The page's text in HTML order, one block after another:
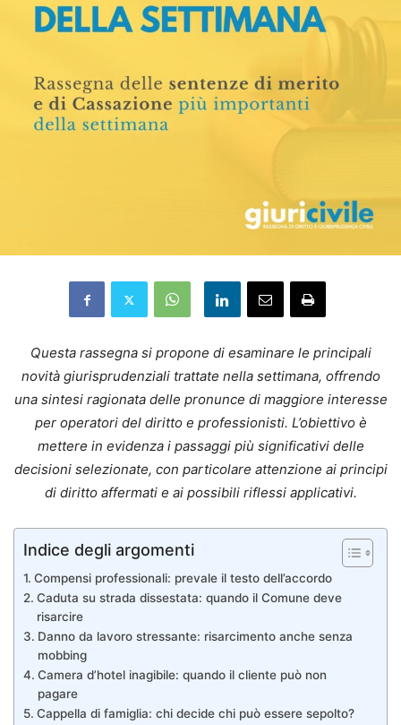
Questa rassegna si propone di esaminare le principali
novità giurisprudenziali trattate nella settimana, offrendo
una sintesi ragionata delle pronunce di maggiore interesse
per operatori del diritto e professionisti. L’obiettivo è
mettere in evidenza i passaggi più significativi delle
decisioni selezionate, con particolare attenzione ai principi
di diritto affermati e ai possibili riflessi applicativi.
Indice degli argomenti
Compensi professionali: prevale il testo dell’accordo
Caduta su strada dissestata: quando il Comune deve
risarcire
Danno da lavoro stressante: risarcimento anche senza
mobbing
Camera d’hotel inagibile: quando il cliente può non
pagare
Cappella di famiglia: chi decide chi può essere sepolto?